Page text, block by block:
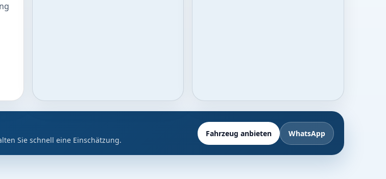
Sie schnell eine Einschätzung.
Fahrzeug anbieten WhatsApp